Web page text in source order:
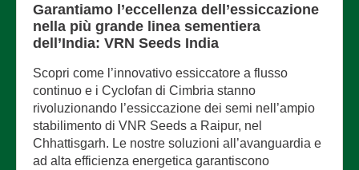
Garantiamo l’eccellenza dell’essiccazione
nella più grande linea sementiera
dell’India: VRN Seeds India
Scopri come l’innovativo essiccatore a flusso
continuo e i Cyclofan di Cimbria stanno
rivoluzionando l’essiccazione dei semi nell’ampio
stabilimento di VNR Seeds a Raipur, nel
Chhattisgarh. Le nostre soluzioni all’avanguardia e
ad alta efficienza energetica garantiscono